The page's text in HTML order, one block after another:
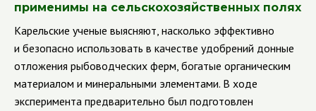
применимы на сельскохозяйственных полях
Карельские ученые выясняют, насколько эффективно
и безопасно использовать в качестве удобрений донные
отложения рыбоводческих ферм, богатые органическим
материалом и минеральными элементами. В ходе
эксперимента предварительно был подготовлен